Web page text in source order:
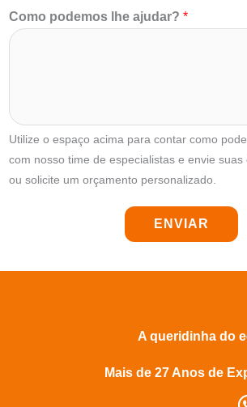
T
e
o
Como podemos lhe ajudar? *
Utilize o espaço acima para contar como
com nosso time de especialistas e envie
ou solicite um orçamento personalizado.
ENVIAR
A queridinha do
Mais de 27 Anos de